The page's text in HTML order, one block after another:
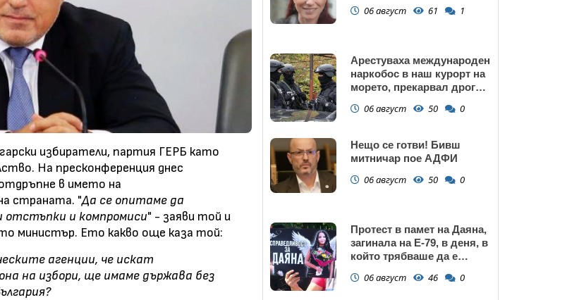
избиратели, партия ГЕРБ като
На пресконференция днес
в името на
страната. "Да се опитаме да
отстъпки и компромиси" - заяви той и
министър. Ето какво още каза той:
агенции, че искат
на избори, ще имаме държава без
06 август 61 1
Арестуваха международен
наркобос в наш курорт на
морето, прекарвал дрога
06 август 50 0
Нещо се готви! Бивш
митничар пое АДФИ
06 август 50 0
Протест в памет на Даяна,
загинала на Е-79, в деня, в
който трябваше да е
06 август 46 0